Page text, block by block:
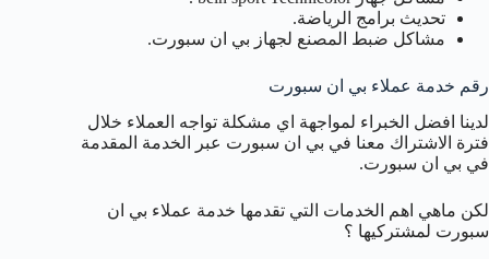
تحديث برامج الرياضة.
مشاكل ضبط المصنع لجهاز بي ان سبورت.
رقم خدمة عملاء بي ان سبورت
لدينا افضل الخبراء لمواجهة اي مشكلة تواجه العملاء خلال
فترة الاشتراك معنا في بي ان سبورت عبر الخدمة المقدمة
في بي ان سبورت.
لكن ماهي اهم الخدمات التي تقدمها خدمة عملاء بي ان
سبورت لمشتركيها ؟